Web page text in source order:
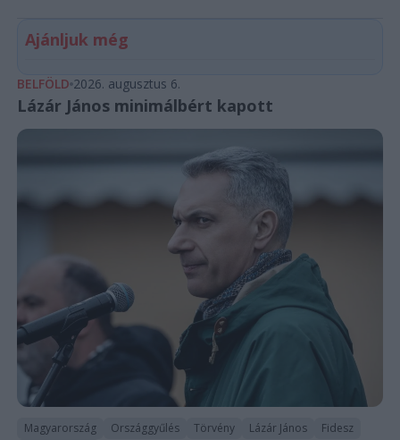
Ajánljuk még
BELFÖLD 2026. augusztus 6.
Lázár János minimálbért kapott
Magyarország Országgyűlés Törvény Lázár János
Fidesz